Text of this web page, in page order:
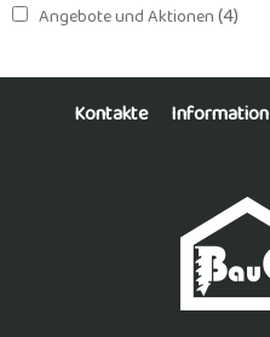
Angebote und Aktionen(4)
Kontakte Information